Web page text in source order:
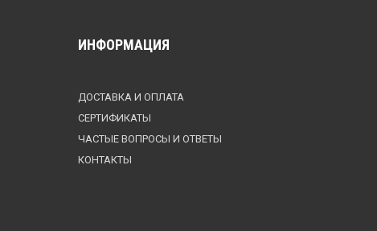
ИНФОРМАЦИЯ
ДОСТАВКА И ОПЛАТА
СЕРТИФИКАТЫ
ЧАСТЫЕ ВОПРОСЫ И ОТВЕТЫ
КОНТАКТЫ